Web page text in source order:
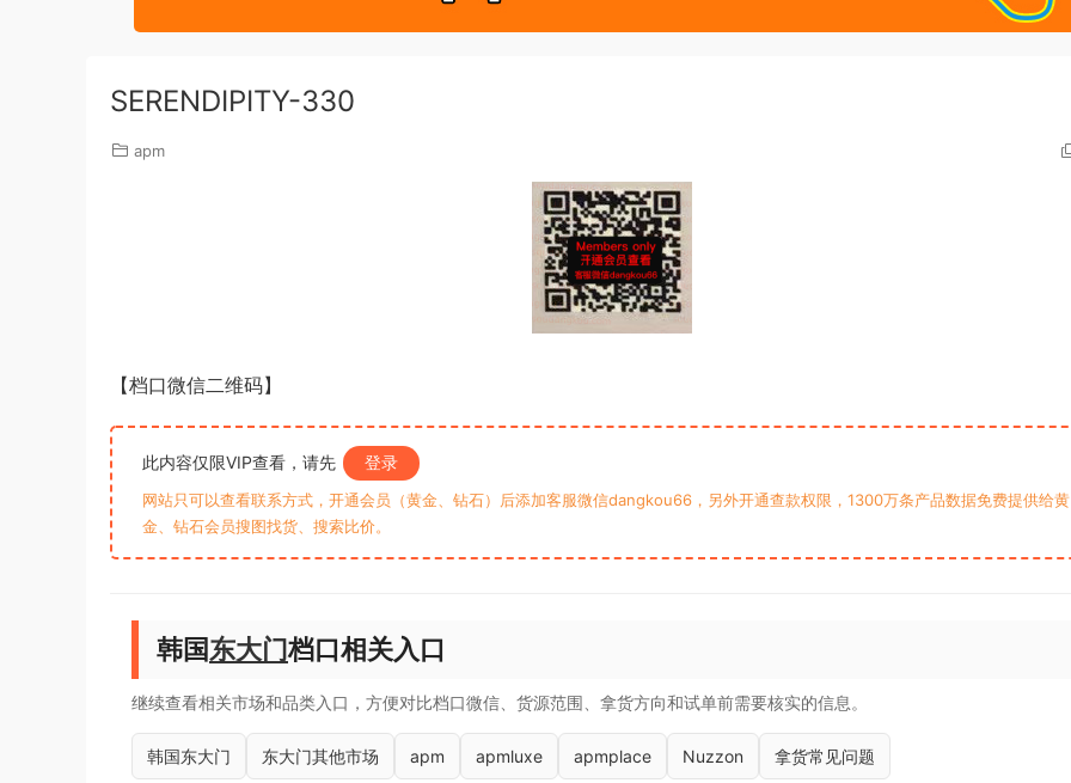
SERENDIPITY-330
apm
【档口微信二维码】
此内容仅限VIP查看，请先 登录
网站只可以查看联系方式，开通会员（黄金、钻石）后添加客服微信dangkou66，另外开通查款权限，1300万条产品数据免费提供给黄
金、钻石会员搜图找货、搜索比价。
韩国东大门档口相关入口
继续查看相关市场和品类入口，方便对比档口微信、货源范围、拿货方向和试单前需要核实的信息。
韩国东大门 东大门其他市场 apm apmluxe apmplace Nuzzon 拿货常见问题